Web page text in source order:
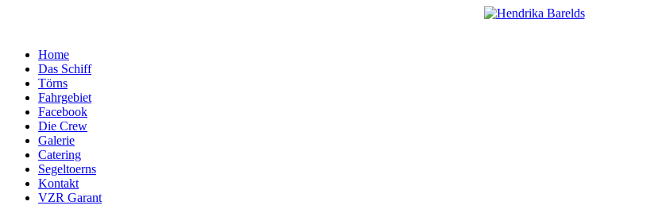
Home
Das Schiff
Törns
Fahrgebiet
Facebook
Die Crew
Galerie
Catering
Segeltoerns
Kontakt
VZR Garant